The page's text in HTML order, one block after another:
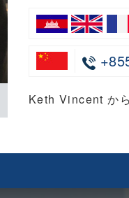
Keth Vincent か